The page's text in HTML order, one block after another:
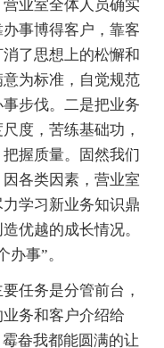
业室全体人员确实
事博得客户，靠客
了思想上的松懈和
为标准，自觉规范
步伐。二是把业务
度，苦练基础功，
握质量。固然我们
各类因素，营业室
学习新业务知识鼎
优越的成长情况。
事”。
任务是分管前台，
务和客户介绍给
畚我都能圆满的让